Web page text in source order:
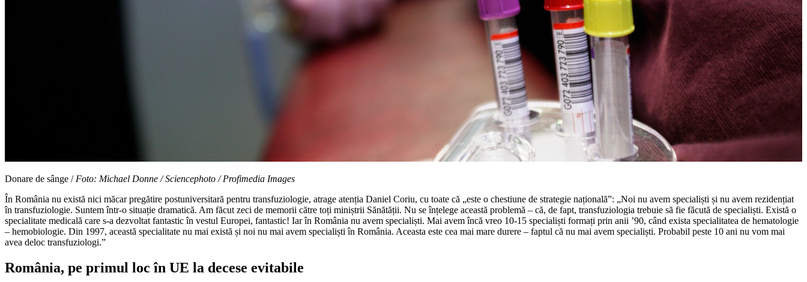
Donare de sânge /Foto: Michael Donne / Sciencephoto / Profimedia Images
În România nu există nici măcar pregătire postuniversitară pentru transfuziologie, atrage atenția Daniel Coriu, cu toate că „este o chestiune de strategie națională”: „Noi nu avem specialiști și nu avem rezidențiat
în transfuziologie. Suntem într-o situație dramatică. Am făcut zeci de memorii către toți miniștrii Sănătății. Nu se înțelege această problemă – că, de fapt, transfuziologia trebuie să fie făcută de specialiști. Există o
specialitate medicală care s-a dezvoltat fantastic în vestul Europei, fantastic! Iar în România nu avem specialiști. Mai avem încă vreo 10-15 specialiști formați prin anii ’90, când exista specialitatea de hematologie
– hemobiologie. Din 1997, această specialitate nu mai există și noi nu mai avem specialiști în România. Aceasta este cea mai mare durere – faptul că nu mai avem specialiști. Probabil peste 10 ani nu vom mai
avea deloc transfuziologi.”
România, pe primul loc în UE la decese evitabile